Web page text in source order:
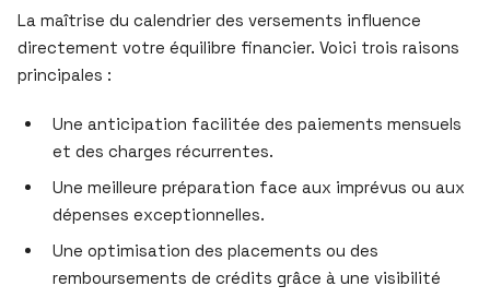
La maîtrise du calendrier des versements influence
directement votre équilibre financier. Voici trois raisons
principales :
Une anticipation facilitée des paiements mensuels
et des charges récurrentes.
Une meilleure préparation face aux imprévus ou aux
dépenses exceptionnelles.
Une optimisation des placements ou des
remboursements de crédits grâce à une visibilité